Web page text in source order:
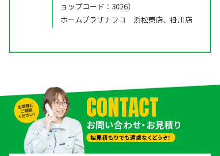
ョップコード：3026）
ホームプラザナフコ 浜松東店、掛川店
CONTACT
お問い合わせ・お見積り
相見積もりでも遠慮なくどうぞ！